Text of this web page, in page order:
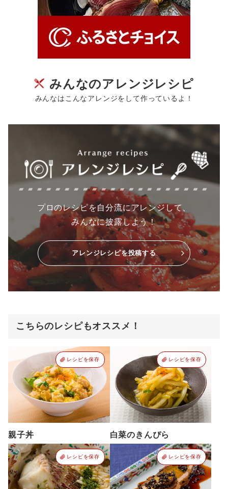
みんなのアレンジレシピ
みんなはこんなアレンジをして作っているよ！
プロのレシピを自分流にアレンジして、
みんなに披露しよう！
アレンジレシピを投稿する
こちらのレシピもオススメ！
レシピを保存
親子丼
レシピを保存
白菜のきんぴら
レシピを保存 レシピを保存